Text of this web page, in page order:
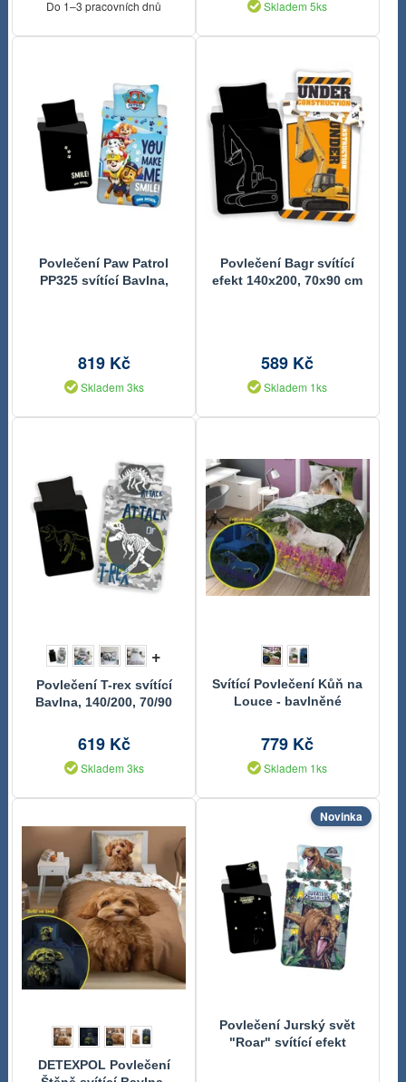
Do 1–3 pracovních dnů Skladem 5ks
Povlečení Paw Patrol
PP325 svítící Bavlna,
819 Kč
Skladem 3ks
Povlečení Bagr svítící
efekt 140x200, 70x90 cm
589 Kč
Skladem 1ks
+
Povlečení T-rex svítící
Bavlna, 140/200, 70/90
619 Kč
Skladem 3ks
Svítící Povlečení Kůň na
Louce - bavlněné
779 Kč
Skladem 1ks
DETEXPOL Povlečení
Povlečení Jurský svět
"Roar" svítící efekt
Novinka